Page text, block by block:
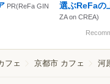
PR(ReFa GIN
選ぶReFaの
ZA on CREA)
フェ 京都市 カフェ 河